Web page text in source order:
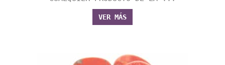
VER MÁS